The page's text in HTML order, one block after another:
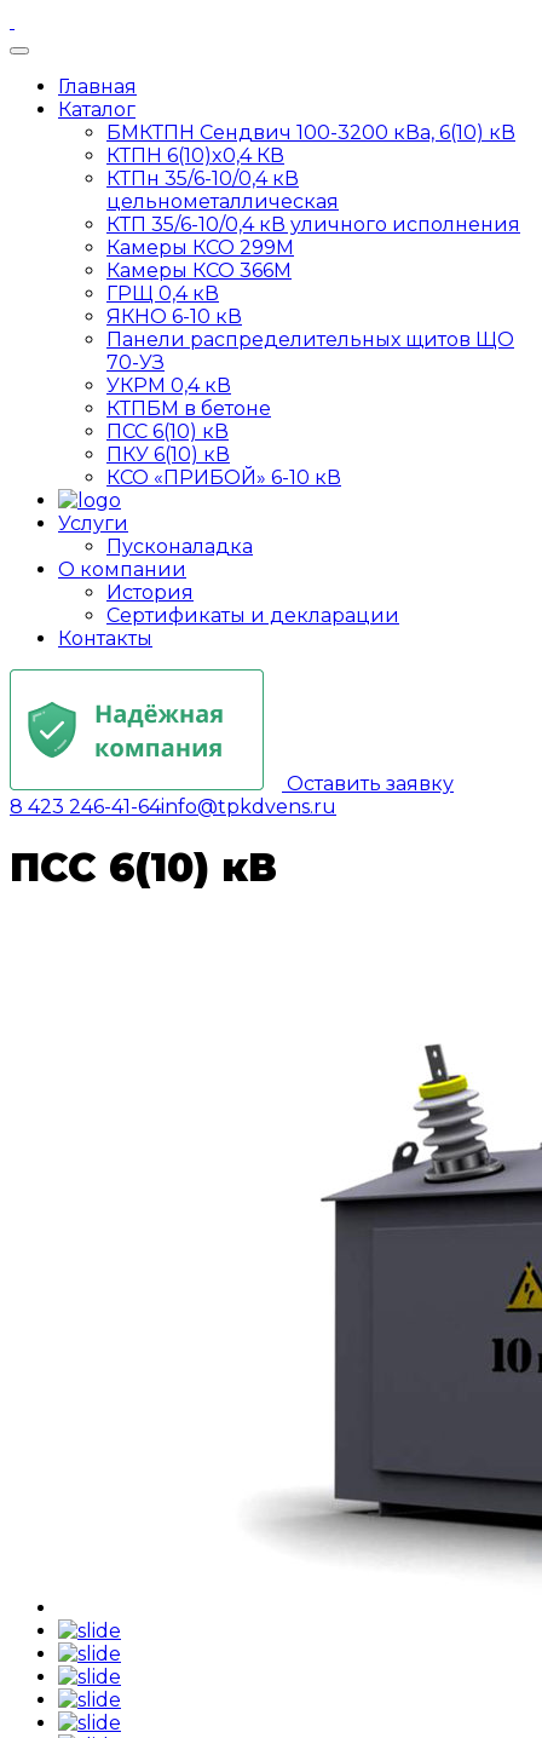
Главная
Каталог
БМКТПН Сендвич 100-3200 кВа, 6(10) кВ
КТПН 6(10)x0,4 КВ
КТПн 35/6-10/0,4 кВ
цельнометаллическая
КТП 35/6-10/0,4 кВ уличного исполнения
Камеры КСО 299М
Камеры КСО 366М
ГРЩ 0,4 кВ
ЯКНО 6-10 кВ
Панели распределительных щитов ЩО
70-УЗ
УКРМ 0,4 кВ
КТПБМ в бетоне
ПСС 6(10) кВ
ПКУ 6(10) кВ
КСО «ПРИБОЙ» 6-10 кВ
Услуги
Пусконаладка
О компании
История
Сертификаты и декларации
Контакты
Оставить заявку
8 423 246-41-64info@tpkdvens.ru
ПСС 6(10) кВ